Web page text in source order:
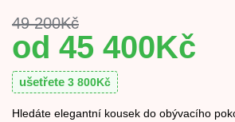
49 200Kč
45 400Kč
ušetřete 3 800Kč
Hledáte elegantní kousek do obývacího